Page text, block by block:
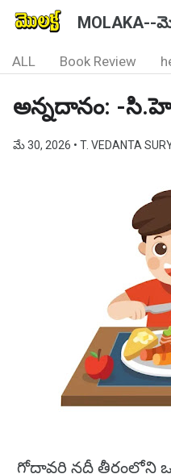
ALL Book Review
అన్నదానం: -
మే 30, 2026 • T. VEDANTA
గోదావరి నదీ తీరంలోని